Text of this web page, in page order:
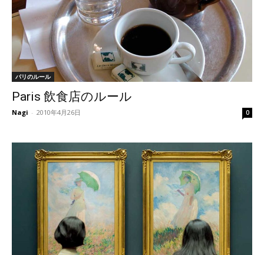
パリのルール
Paris 飲食店のルール
Nagi - 2010年4月26日 0